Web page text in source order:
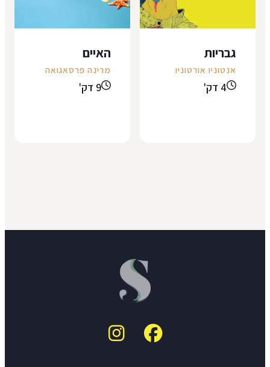
גבריות
אנטוניו אורטוניו
4 דק'
האיים
מרינה פרסאגואה
9 דק'